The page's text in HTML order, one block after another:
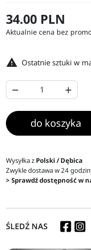
34.00 PLN
Aktualnie cena bez
 Ostatnie sztuki w
 
do koszyka
Wysyłka z Polski / Dębica
Zwykle dostawa w 24
> Sprawdź dostępność w
ŚLEDŹ NAS